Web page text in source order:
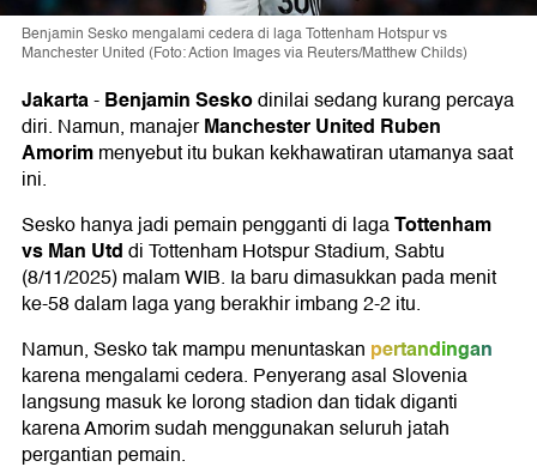
Benjamin Sesko mengalami cedera di laga Tottenham Hotspur vs
Manchester United (Foto: Action Images via Reuters/Matthew Childs)
Jakarta-Benjamin Seskodinilai sedang kurang percaya
diri. Namun, manajerManchester United Ruben
Amorimmenyebut itu bukan kekhawatiran utamanya saat
ini.
Sesko hanya jadi pemain pengganti di lagaTottenham
vs Man Utddi Tottenham Hotspur Stadium, Sabtu
(8/11/2025) malam WIB. Ia baru dimasukkan pada menit
ke-58 dalam laga yang berakhir imbang 2-2 itu.
Namun, Sesko tak mampu menuntaskan pertandingan
karena mengalami cedera. Penyerang asal Slovenia
langsung masuk ke lorong stadion dan tidak diganti
karena Amorim sudah menggunakan seluruh jatah
pergantian pemain.